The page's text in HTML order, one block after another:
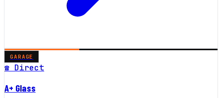
GARAGE
☎ Direct
A+ Glass